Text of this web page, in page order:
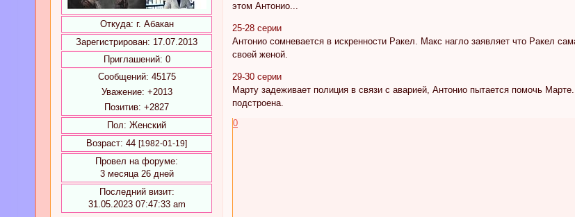
Откуда: г. Абакан
Зарегистрирован: 17.07.2013
Приглашений: 0
Сообщений: 45175
Уважение: +2013
Позитив: +2827
Пол: Женский
Возраст: 44 [1982-01-19]
Провел на форуме:
3 месяца 26 дней
Последний визит:
31.05.2023 07:47:33 am
этом Антонио...
25-28 серии
Антонио сомневается в искренности Ракел. Макс нагло заявляет что Ракел
своей женой.
29-30 серии
Марту задеживает полиция в связи с аварией, Антонио пытается помочь
подстроена.
0